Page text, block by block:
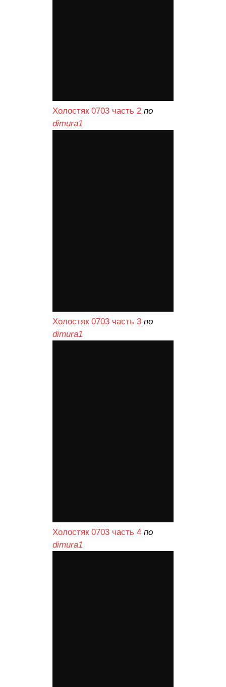
Холостяк 0703 часть 2 по
dimura1
Холостяк 0703 часть 3 по
dimura1
Холостяк 0703 часть 4 по
dimura1